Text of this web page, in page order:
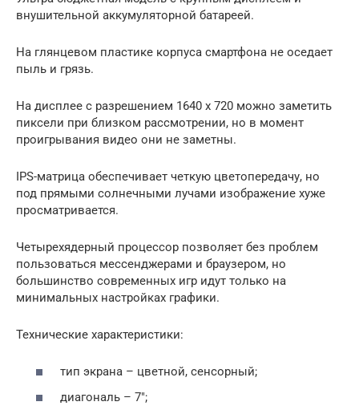
внушительной аккумуляторной батареей.
На глянцевом пластике корпуса смартфона не оседает
пыль и грязь.
На дисплее с разрешением 1640 x 720 можно заметить
пиксели при близком рассмотрении, но в момент
проигрывания видео они не заметны.
IPS-матрица обеспечивает четкую цветопередачу, но
под прямыми солнечными лучами изображение хуже
просматривается.
Четырехядерный процессор позволяет без проблем
пользоваться мессенджерами и браузером, но
большинство современных игр идут только на
минимальных настройках графики.
Технические характеристики:
тип экрана – цветной, сенсорный;
диагональ – 7″;